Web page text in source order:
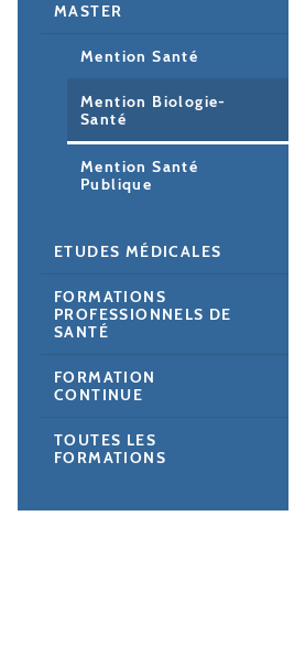
MASTER
Mention Santé
Mention Biologie-
Santé
Mention Santé
Publique
ETUDES MÉDICALES
FORMATIONS
PROFESSIONNELS DE
SANTÉ
FORMATION
CONTINUE
TOUTES LES
FORMATIONS